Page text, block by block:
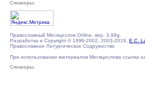
Спонсоры:
Православный Месяцеслов Online, вер. 3.99g.
Разработка и Copyright © 1998-2002, 2003-2018, E.C.
Православное Литургическое Содружество
При использовании материалов Месяцеслова ссылка
Спонсоры: